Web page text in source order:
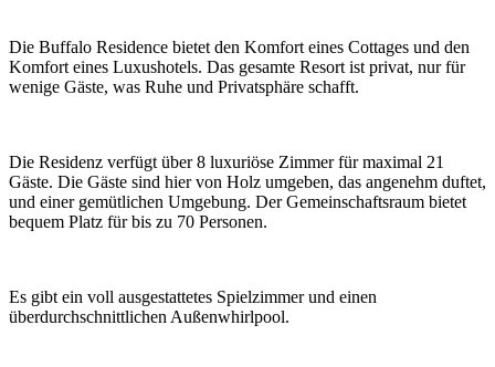
Die Buffalo Residence bietet den Komfort eines Cottages und den
Komfort eines Luxushotels. Das gesamte Resort ist privat, nur für
wenige Gäste, was Ruhe und Privatsphäre schafft.
Die Residenz verfügt über 8 luxuriöse Zimmer für maximal 21
Gäste. Die Gäste sind hier von Holz umgeben, das angenehm duftet,
und einer gemütlichen Umgebung. Der Gemeinschaftsraum bietet
bequem Platz für bis zu 70 Personen.
Es gibt ein voll ausgestattetes Spielzimmer und einen
überdurchschnittlichen Außenwhirlpool.